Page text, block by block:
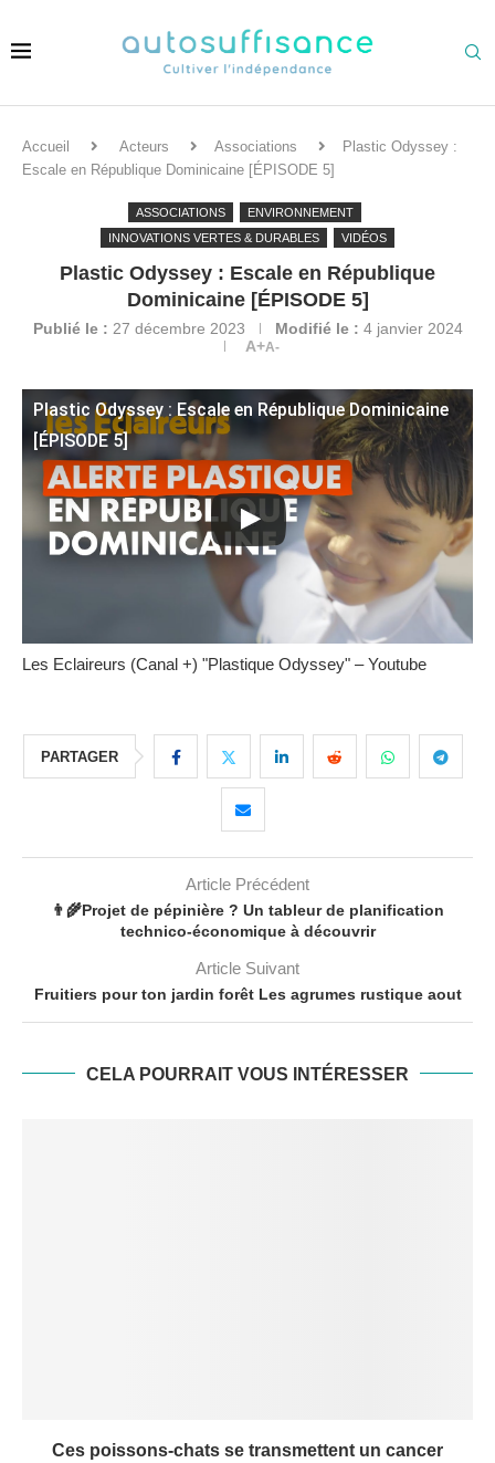
Accueil Acteurs Associations
Plastic Odyssey :
Escale en République Dominicaine [ÉPISODE 5]
ASSOCIATIONS
ENVIRONNEMENT
INNOVATIONS VERTES & DURABLES
VIDÉOS
Plastic Odyssey : Escale en République
Dominicaine [ÉPISODE 5]
Publié le : 27 décembre 2023 Modifié le : 4 janvier 2024
A+A-
Plastic Odyssey : Escale en République Dominicaine
[ÉPISODE 5]
Les Eclaireurs (Canal +) "Plastique Odyssey" – Youtube
PARTAGER
Article Précédent
👨‍🌾Projet de pépinière ? Un tableur de planification
technico-économique à découvrir
Article Suivant
Fruitiers pour ton jardin forêt Les agrumes rustique aout
CELA POURRAIT VOUS INTÉRESSER
Ces poissons-chats se transmettent un cancer